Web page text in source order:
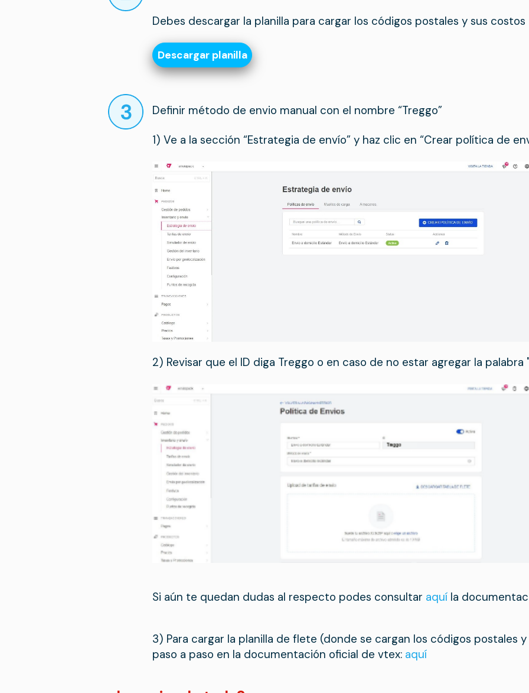
Debes descargar la planilla para cargar los códigos postales y sus costos
Descargar planilla
Definir método de envio manual con el nombre “Treggo”
1) Ve a la sección “Estrategia de envío” y haz clic en “Crear política de
2) Revisar que el ID diga Treggo o en caso de no estar agregar la palabra
Si aún te quedan dudas al respecto podes consultar aquí la
3) Para cargar la planilla de flete (donde se cargan los códigos postales
paso a paso en la documentación oficial de vtex: aquí